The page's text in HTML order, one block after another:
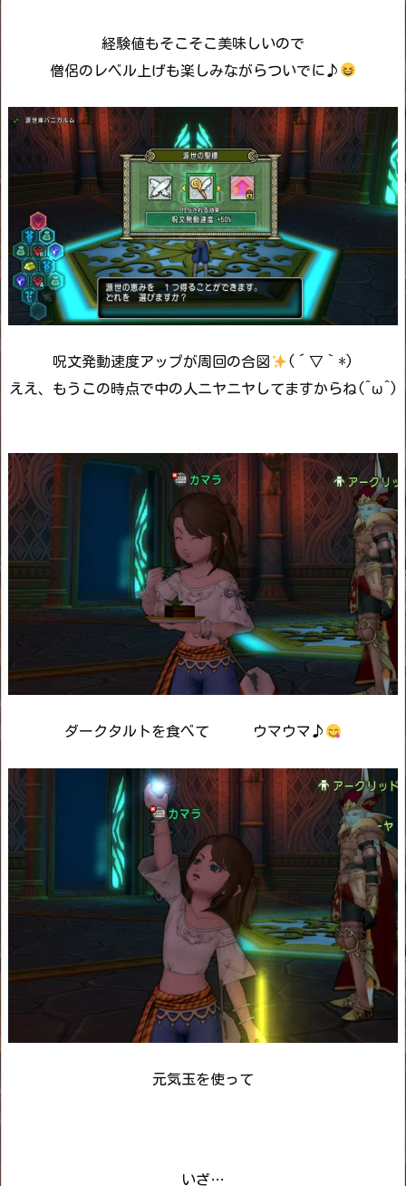
経験値もそこそこ美味しいので
僧侶のレベル上げも楽しみながらついでに♪
呪文発動速度アップが周回の合図
(´▽｀*)
ええ、もうこの時点で中の人ニヤニヤしてますからね(^ω^)
ダークタルトを食べて ウマウマ♪
元気玉を使って
いざ…